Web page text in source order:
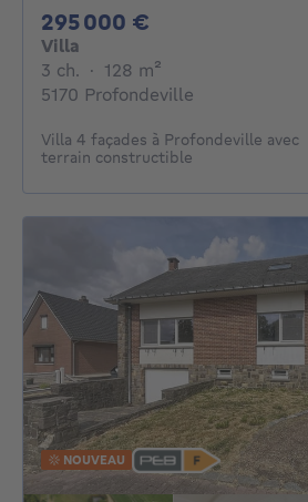
295 000 €
Villa
3 ch. 3 chambres
· 128 m²
5170 Profondeville
Villa 4 façades à Profondeville avec
terrain constructible
NOUVEAU